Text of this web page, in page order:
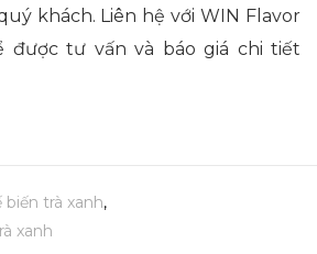
khách. Liên hệ với WIN Flavor
được tư vấn và báo giá chi tiết
trà xanh,
xanh